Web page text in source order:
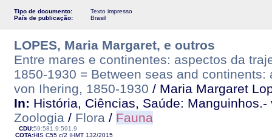
Tipo de documento:
Texto impresso
País de publicação:
Brasil
LOPES, Maria Margaret, e outros
Entre mares e continentes: aspectos da
1850-1930 = Between seas and
von Ihering, 1850-1930 / Maria Margaret
In: História, Ciências, Saúde:
Zoologia / Flora / Fauna
CDU:59:581.9:591.9
COTA:HIS C55 c/2 IHMT 132/2015